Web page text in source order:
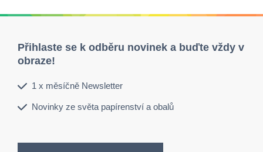
Přihlaste se k odběru novinek a buďte vždy v
obraze!
1 x měsíčně Newsletter
Novinky ze světa papírenství a obalů